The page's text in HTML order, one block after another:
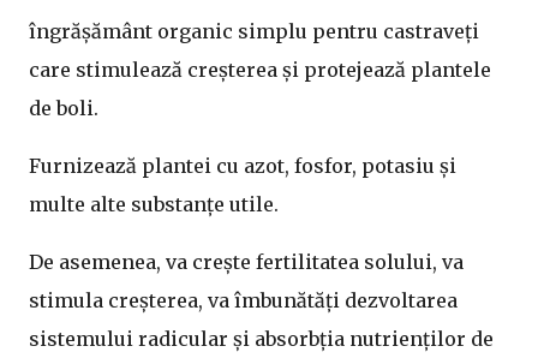
îngrășământ organic simplu pentru castraveți
care stimulează creșterea și protejează plantele
de boli.
Furnizează plantei cu azot, fosfor, potasiu și
multe alte substanțe utile.
De asemenea, va crește fertilitatea solului, va
stimula creșterea, va îmbunătăți dezvoltarea
sistemului radicular și absorbția nutrienților de